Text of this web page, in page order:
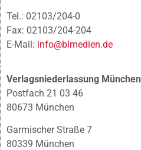
Tel.: 02103/204-0
Fax: 02103/204-204
E-Mail: info@blmedien.de
Verlagsniederlassung München
Postfach 21 03 46
80673 München
Garmischer Straße 7
80339 München